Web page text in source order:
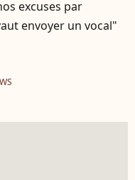
excuses par
envoyer un vocal"